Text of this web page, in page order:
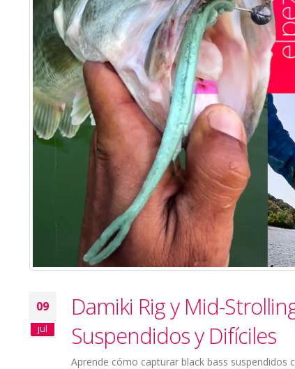
09
jul
Damiki Rig y Mid-
Suspendidos y Difíciles
Aprende cómo capturar black bass